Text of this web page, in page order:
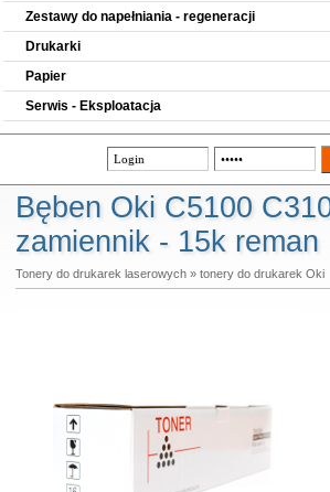
Zestawy do napełniania - regeneracji
Drukarki
Papier
Serwis - Eksploatacja
Bęben Oki C5100
zamiennik - 15k reman
Tonery do drukarek laserowych» tonery do drukarek Oki